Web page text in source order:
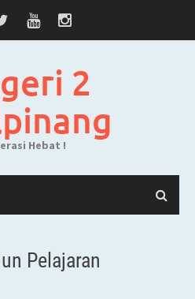
2
Hebat !
Pelajaran